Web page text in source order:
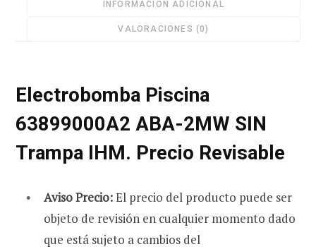
INFORMACIÓN ADICIONAL
VALORACIONES (0)
Electrobomba Piscina
63899000A2 ABA-2MW SIN
Trampa IHM. Precio Revisable
Aviso Precio:El precio del producto puede ser
objeto de revisión en cualquier momento dado
que está sujeto a cambios del